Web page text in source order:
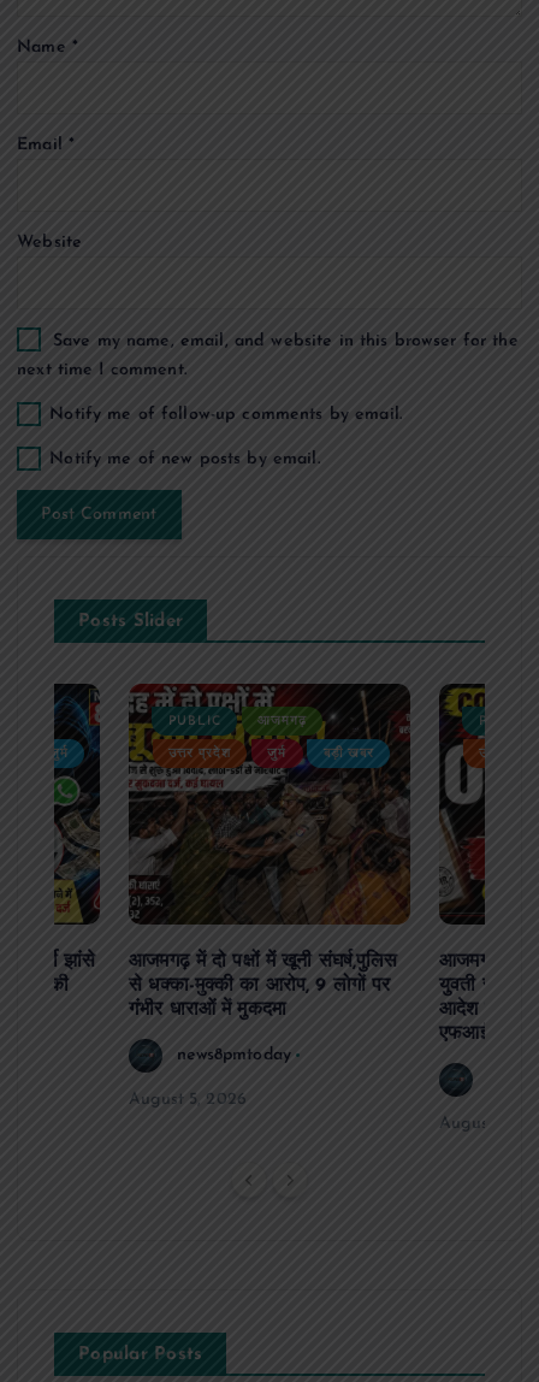
i
o
Name *
Email *
Website
Save my name, email, and website in this browser for the
next time I comment.
Notify me of follow-up comments by email.
Notify me of new posts by email.
Posts Slider
जुर्म
फर्जी झांसे
लाख की
PUBLIC आजमगढ़
उत्तर प्रदेश जुर्म बड़ी खबर
आजमगढ़ में दो पक्षों में खूनी संघर्ष,पुलिस
से धक्का-मुक्की का आरोप, 9 लोगों पर
गंभीर धाराओं में मुकदमा
news8pmtoday
August 5, 2026
PUBLIC
उत्तर
आजमगढ़ दो
युवती से
आदेश पर 10
एफआईआर
August 5,
Popular Posts